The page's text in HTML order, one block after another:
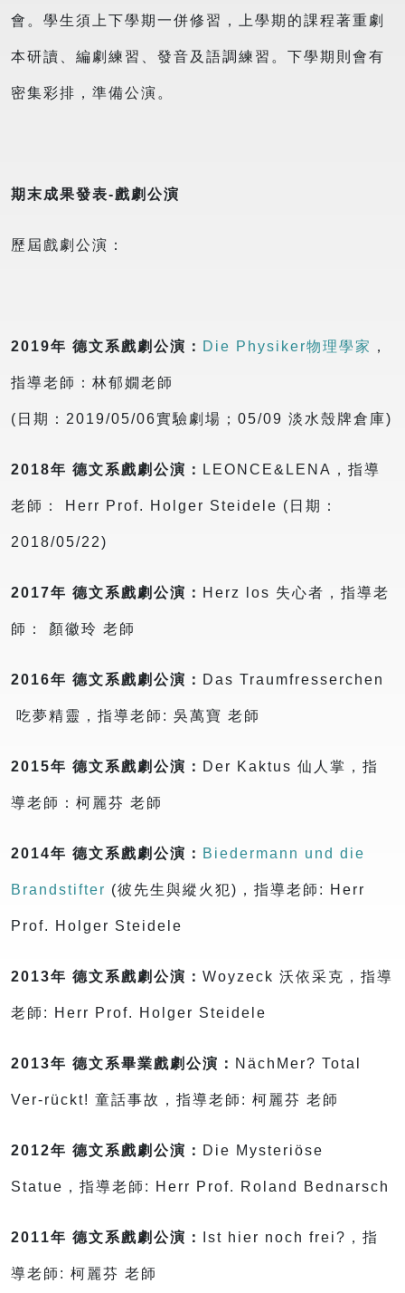
會。學生須上下學期一併修習，上學期的課程著重劇
本研讀、編劇練習、發音及語調練習。下學期則會有
密集彩排，準備公演。
期末成果發表-戲劇公演
歷屆戲劇公演：
2019年 德文系戲劇公演： Die Physiker物理學家 ，
指導老師：林郁嫺老師
(日期：2019/05/06實驗劇場；05/09 淡水殼牌倉庫)
2018年 德文系戲劇公演： LEONCE&LENA，指導
老師： Herr Prof. Holger Steidele (日期：
2018/05/22)
2017年 德文系戲劇公演： Herz los 失心者，指導老
師： 顏徽玲 老師
2016年 德文系戲劇公演： Das Traumfresserchen
吃夢精靈，指導老師: 吳萬寶 老師
2015年 德文系戲劇公演： Der Kaktus 仙人掌，指
導老師：柯麗芬 老師
2014年 德文系戲劇公演： Biedermann und die
Brandstifter (彼先生與縱火犯)，指導老師: Herr
Prof. Holger Steidele
2013年 德文系戲劇公演： Woyzeck 沃依采克，指導
老師: Herr Prof. Holger Steidele
2013年 德文系畢業戲劇公演： NächMer? Total
Ver-rückt! 童話事故，指導老師: 柯麗芬 老師
2012年 德文系戲劇公演： Die Mysteriöse
Statue，指導老師: Herr Prof. Roland Bednarsch
2011年 德文系戲劇公演： Ist hier noch frei?，指
導老師: 柯麗芬 老師